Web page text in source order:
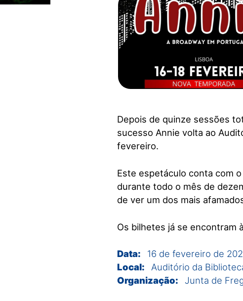
Depois de quinze sessões
sucesso Annie volta ao
fevereiro.
Este espetáculo conta com
durante todo o mês de
de ver um dos mais
Os bilhetes já se encontram
Data: 16 de fevereiro de
Local:
Auditório da
Organização:
Junta de